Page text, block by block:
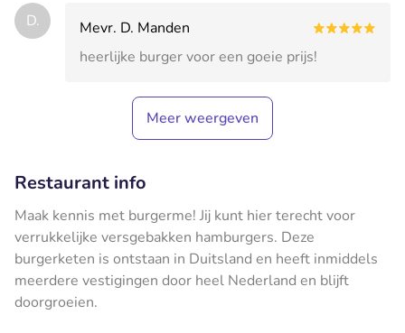
D.
Mevr. D. Manden
heerlijke burger voor een goeie prijs!
Meer weergeven
Restaurant info
Maak kennis met burgerme! Jij kunt hier terecht voor
verrukkelijke versgebakken hamburgers. Deze
burgerketen is ontstaan in Duitsland en heeft inmiddels
meerdere vestigingen door heel Nederland en blijft
doorgroeien.